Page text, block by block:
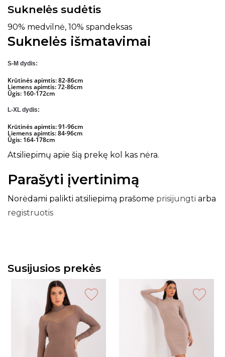
Suknelės sudėtis
90% medvilnė, 10% spandeksas
Suknelės išmatavimai
S-M dydis:
Krūtinės apimtis: 82-86cm
Liemens apimtis: 72-86cm
Ūgis: 160-172cm
L-XL dydis:
Krūtinės apimtis: 91-96cm
Liemens apimtis: 84-96cm
Ūgis: 164-178cm
Atsiliepimų apie šią prekę kol kas nėra.
Parašyti įvertinimą
Norėdami palikti atsiliepimą prašome prisijungti arba
registruotis
Susijusios prekės